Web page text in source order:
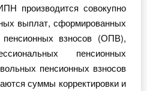
производится совокупно
выплат, сформированных
взносов (ОПВ),
пенсионных
пенсионных взносов
суммы корректировки и